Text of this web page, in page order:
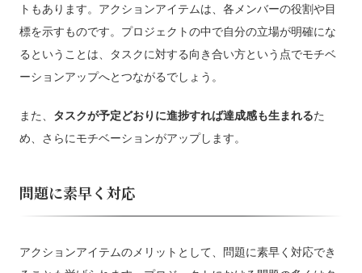
トもあります。アクションアイテムは、各メンバーの役割や目
標を示すものです。プロジェクトの中で自分の立場が明確にな
るということは、タスクに対する向き合い方という点でモチベ
ーションアップへとつながるでしょう。
また、 タスクが予定どおりに進捗すれば達成感も生まれるた
め、さらにモチベーションがアップします。
問題に素早く対応
アクションアイテムのメリットとして、問題に素早く対応でき